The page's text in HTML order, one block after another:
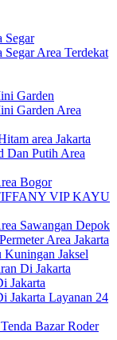
Segar
Area Terdekat
Garden
Garden Area
area Jakarta
Dan Putih Area
Bogor
VIP KAYU
Sawangan Depok
Area Jakarta
Kuningan Jaksel
Di Jakarta
Jakarta
Jakarta Layanan 24
Bazar Roder